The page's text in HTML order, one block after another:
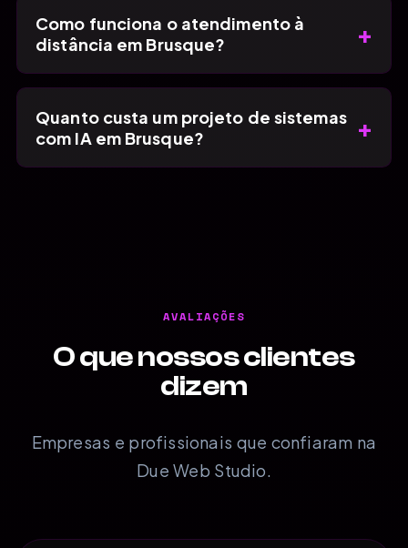
Como funciona o atendimento à
distância em Brusque?
+
Quanto custa um projeto de sistemas
com IA em Brusque?
+
AVALIAÇÕES
O que nossos clientes
dizem
Empresas e profissionais que confiaram na
Due Web Studio.